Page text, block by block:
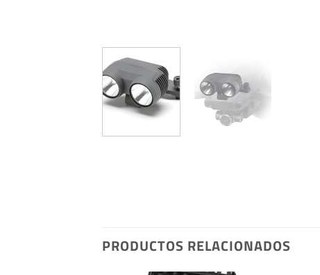
PRODUCTOS RELACIONADOS